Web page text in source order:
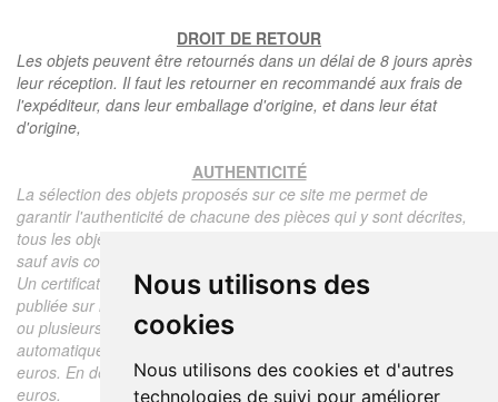
Nous utilisons des
cookies
Nous utilisons des cookies et d'autres
technologies de suivi pour améliorer
DROIT DE RETOUR
Les objets peuvent être retournés dans un délai de 8 jours après
leur réception. Il faut les retourner en recommandé aux frais de
l'expéditeur, dans leur emballage d'origine, et dans leur état
d'origine,
AUTHENTICITÉ
La sélection des objets proposés sur ce site me permet de
garantir l'authenticité de chacune des pièces qui y sont décrites,
tous les objets proposés sont garantis d'époque et authentiques,
sauf avis contraire ou restriction dans la description.
Un certificat d'authenticité de l'objet reprenant la description
publiée sur le site, l'époque, le prix de vente, accompagné d'une
ou plusieurs photographies en couleurs est communiqué
automatiquement pour tout objet dont le prix est supérieur à 130
euros. En dessous de ce prix chaque certificat est facturé 5
euros.